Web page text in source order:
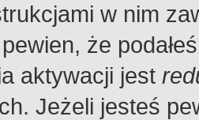
w nim
że
aktywacji jest
Jeżeli jesteś